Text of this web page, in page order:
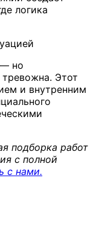
логика
— но
Этот
и внутренним
подборка работ
с полной
с нами.